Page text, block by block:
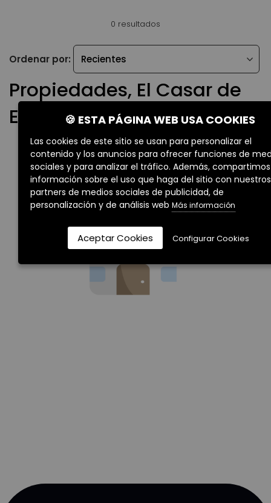
0 resultados
Ordenar por:
Propiedades, El Casar de
Escalona
No existen propiedades actualmente para los
criterios de búsqueda seleccionados.
🍪 ESTA PÁGINA WEB USA COOKIES
Las cookies de este sitio se usan para personalizar el
contenido y los anuncios para ofrecer funciones de
sociales y para analizar el tráfico. Además, compartimos
información sobre el uso que haga del sitio con nuestros
partners de medios sociales de publicidad, de
personalización y de análisis web Más información
Aceptar Cookies Configurar Cookies